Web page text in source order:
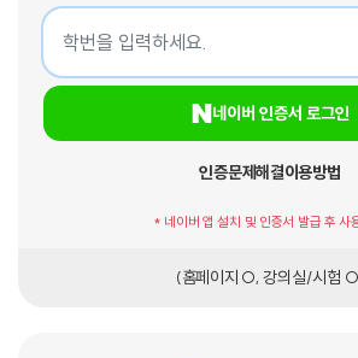
네이버 인증서 로그인
학번
네이버 인증서 로그인
인증문제해결이용방법
* 네이버 앱 설치 및 인증서 발급 후 사
(홈페이지 O, 강의실/시험